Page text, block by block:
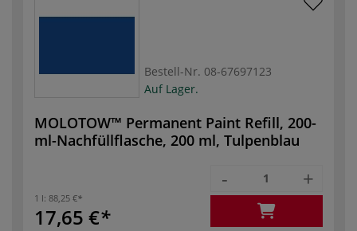
Bestell-Nr. 08-67697123
Auf Lager.
MOLOTOW™ Permanent Paint Refill, 200-
ml-Nachfüllflasche, 200 ml, Tulpenblau
1 l: 88,25 €
17,65 €
- +